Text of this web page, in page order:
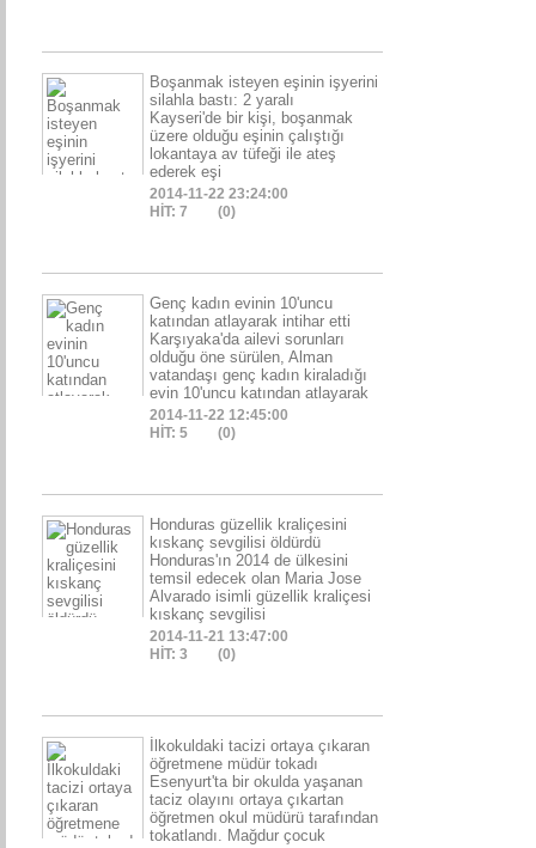
Boşanmak isteyen eşinin işyerini
silahla bastı: 2 yaralı
Kayseri'de bir kişi, boşanmak
üzere olduğu eşinin çalıştığı
lokantaya av tüfeği ile ateş
ederek eşi
2014-11-22 23:24:00
HİT: 7
(0)
Genç kadın evinin 10'uncu
katından atlayarak intihar etti
Karşıyaka'da ailevi sorunları
olduğu öne sürülen, Alman
vatandaşı genç kadın kiraladığı
evin 10'uncu katından atlayarak
2014-11-22 12:45:00
HİT: 5
(0)
Honduras güzellik kraliçesini
kıskanç sevgilisi öldürdü
Honduras'ın 2014 de ülkesini
temsil edecek olan Maria Jose
Alvarado isimli güzellik kraliçesi
kıskanç sevgilisi
2014-11-21 13:47:00
HİT: 3
(0)
İlkokuldaki tacizi ortaya çıkaran
öğretmene müdür tokadı
Esenyurt'ta bir okulda yaşanan
taciz olayını ortaya çıkartan
öğretmen okul müdürü tarafından
tokatlandı. Mağdur çocuk